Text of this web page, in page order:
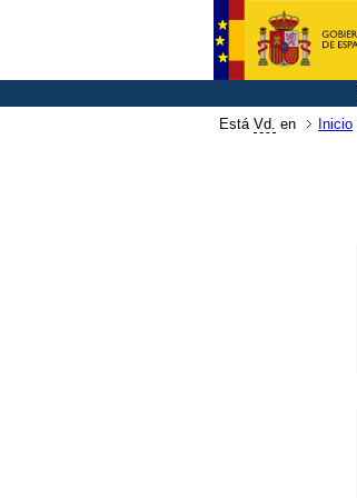
Está Vd. en Inicio